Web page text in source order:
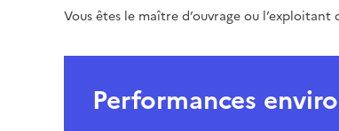
Vous êtes le maître d’ouvrage ou
Performances